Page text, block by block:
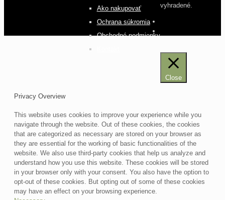
Ako nakupovať
Ochrana súkromia
Obchodné podmienky
vyhradené.
Close
Privacy Overview
This website uses cookies to improve your experience while you
navigate through the website. Out of these cookies, the cookies
that are categorized as necessary are stored on your browser as
they are essential for the working of basic functionalities of the
website. We also use third-party cookies that help us analyze and
understand how you use this website. These cookies will be stored
in your browser only with your consent. You also have the option to
opt-out of these cookies. But opting out of some of these cookies
may have an effect on your browsing experience.